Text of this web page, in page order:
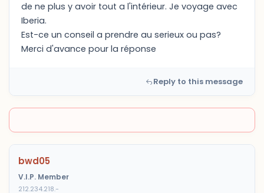
de ne plus y avoir tout a l'intérieur. Je voyage avec
Iberia.
Est-ce un conseil a prendre au serieux ou pas?
Merci d'avance pour la réponse
Reply to this message
bwd05
V.I.P. Member
212.234.218.-